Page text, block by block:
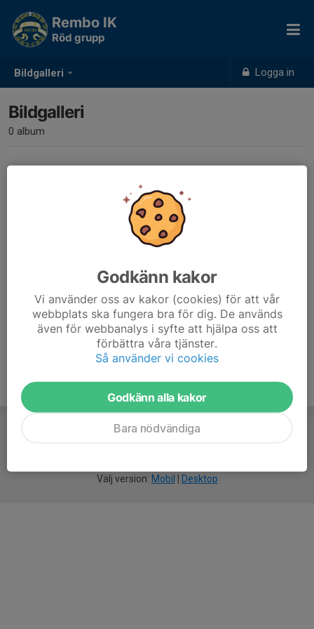
Bildgalleri Logga in
Rembo IK
Röd grupp
Bildgalleri
0 album
Inga album skapade
Välj version: Mobil Desktop
Godkänn kakor
Vi använder oss av kakor (cookies) för att vår
webbplats ska fungera bra för dig. De används
även för webbanalys i syfte att hjälpa oss att
förbättra våra tjänster.
Så använder vi cookies
Godkänn alla kakor
Bara nödvändiga